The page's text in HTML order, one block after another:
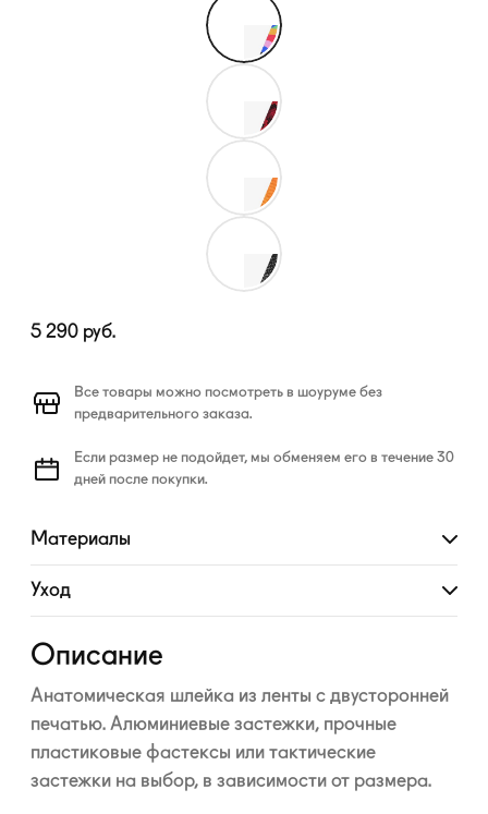
5 290 руб.
Все товары можно посмотреть в шоуруме без
предварительного заказа.
Если размер не подойдет, мы обменяем его в течение 30
дней после покупки.
Материалы
Развернуть
Уход
Развернуть
Описание
Анатомическая шлейка из ленты с двусторонней
печатью. Алюминиевые застежки, прочные
пластиковые фастексы или тактические
застежки на выбор, в зависимости от размера.